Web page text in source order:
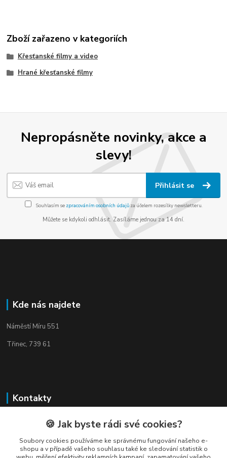
Zboží zařazeno v kategoriích
Křesťanské filmy a video
Hrané křesťanské filmy
Nepropásněte novinky, akce a
slevy!
Přihlásit se
Souhlasím se zpracováním osobních údajůza účelem rozesílky newsletteru.
Můžete se kdykoli odhlásit. Zasíláme jednou za 14 dní.
Kde nás najdete
Náměstí Míru 551
Třinec, 739 61
Kontakty
🍪 Jak byste rádi své cookies?
Soubory cookies používáme ke správnému fungování našeho e-
shopu a v případě vašeho souhlasu také ke sledování statistik o